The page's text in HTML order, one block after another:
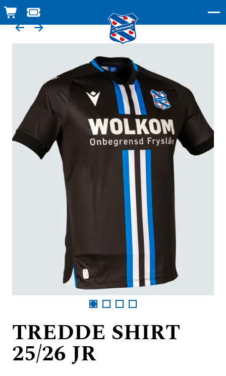
WINKELWAGEN
TICKETSHOP
TREDDE SHIRT
25/26 JR